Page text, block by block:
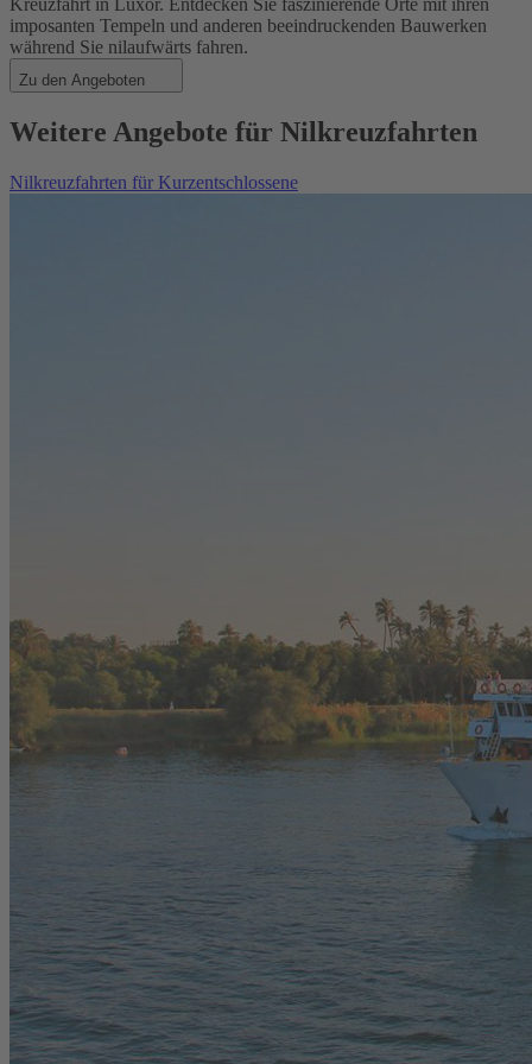
Kreuzfahrt in Luxor. Entdecken Sie faszinierende Orte mit ihren
imposanten Tempeln und anderen beeindruckenden Bauwerken
während Sie nilaufwärts fahren.
Zu den Angeboten
Weitere Angebote für Nilkreuzfahrten
Nilkreuzfahrten für Kurzentschlossene